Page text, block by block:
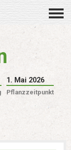
1. Mai 2026
Pflanzzeitpunkt